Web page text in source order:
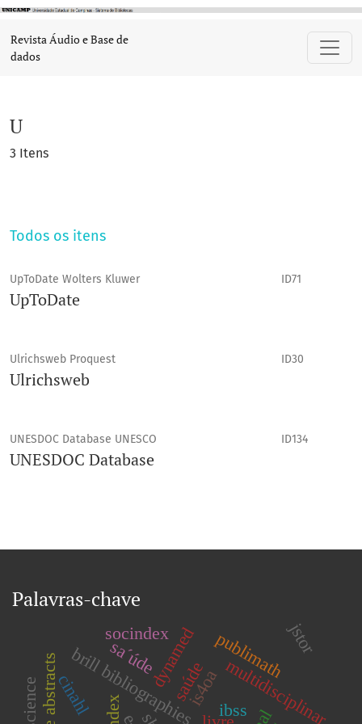
Revista Áudio e Base de
dados
U
3 Itens
Todos os itens
UpToDate Wolters Kluwer ID71
UpToDate
Ulrichsweb Proquest ID30
Ulrichsweb
UNESDOC Database UNESCO ID134
UNESDOC Database
Palavras-chave
brill bibliographies
saúde multidisciplinar
is4oa
publimath
ibss
dynamed jstor
sa´úde
cinahl
socindex